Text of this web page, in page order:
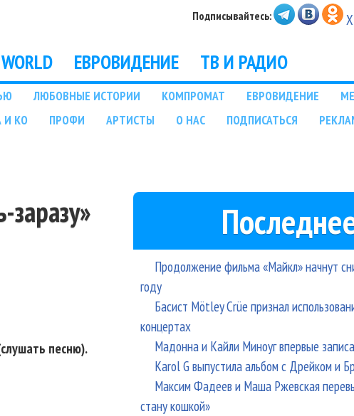
Подписывайтесь: X
ЕВРОВИДЕНИЕ ТВ И РАДИО
ЛЮБОВНЫЕ ИСТОРИИ КОМПРОМАТ ЕВРОВИДЕНИЕ
И КО ПРОФИ АРТИСТЫ О НАС ПОДПИСАТЬСЯ
песню).
Продолжение фильма «Майкл» начнут
году
Басист Mötley Crüe признал
концертах
Мадонна и Кайли Миноуг впервые
Karol G выпустила альбом с Дрейком и
Максим Фадеев и Маша Ржевская
стану кошкой»